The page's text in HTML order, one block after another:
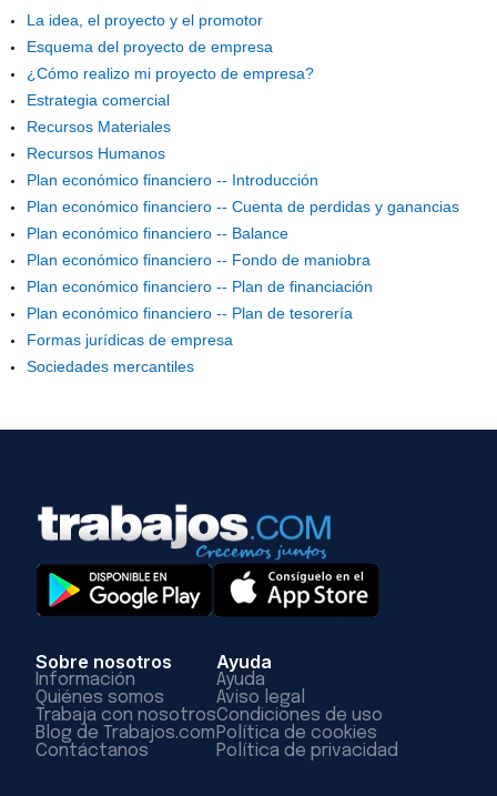
La idea, el proyecto y el promotor
Esquema del proyecto de empresa
¿Cómo realizo mi proyecto de empresa?
Estrategia comercial
Recursos Materiales
Recursos Humanos
Plan económico financiero -- Introducción
Plan económico financiero -- Cuenta de perdidas y ganancias
Plan económico financiero -- Balance
Plan económico financiero -- Fondo de maniobra
Plan económico financiero -- Plan de financiación
Plan económico financiero -- Plan de tesorería
Formas jurídicas de empresa
Sociedades mercantiles
Sobre nosotros
Información
Quiénes somos
Trabaja con nosotros
Blog de Trabajos.com
Contáctanos
Ayuda
Ayuda
Aviso legal
Condiciones de uso
Política de cookies
Política de privacidad